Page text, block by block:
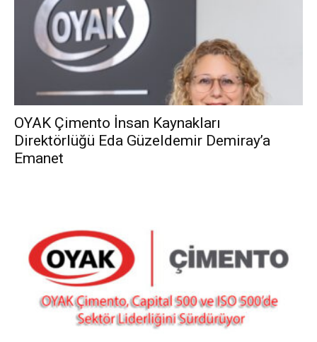
OYAK Çimento İnsan Kaynakları
Direktörlüğü Eda Güzeldemir Demiray’a
Emanet